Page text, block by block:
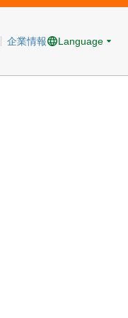
企業情報 Language